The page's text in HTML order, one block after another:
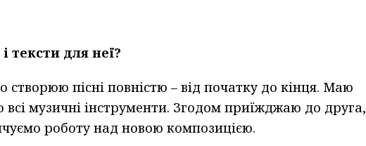
тексти для неї?
пісні повністю – від початку до кінця. Маю
всі музичні інструменти. Згодом приїжджаю до друга,
роботу над новою композицією.